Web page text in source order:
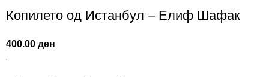
Копилето од Истанбул – Елиф Шафак
400.00ден